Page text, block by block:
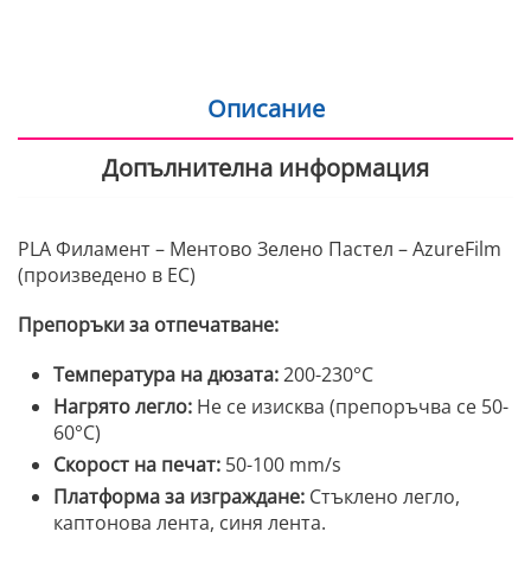
Описание
Допълнителна информация
PLA Филамент – Ментово Зелено Пастел – AzureFilm
(произведено в ЕС)
Препоръки за отпечатване:
Температура на дюзата:200-230°C
Нагрято легло: Не се изисква (препоръчва се 50-
60°C)
Скорост на печат: 50-100 mm/s
Платформа за изграждане: Стъклено легло,
каптонова лента, синя лента.